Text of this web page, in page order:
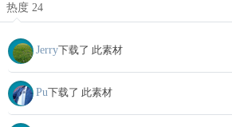
热度 24
Jerry下载了 此素材
Pu下载了 此素材